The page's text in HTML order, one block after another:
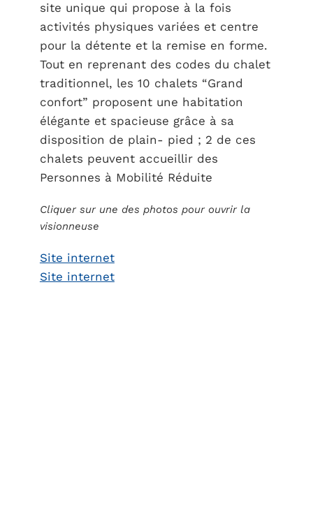
site unique qui propose à la fois
activités physiques variées et centre
pour la détente et la remise en forme.
Tout en reprenant des codes du chalet
traditionnel, les 10 chalets “Grand
confort” proposent une habitation
élégante et spacieuse grâce à sa
disposition de plain- pied ; 2 de ces
chalets peuvent accueillir des
Personnes à Mobilité Réduite
Cliquer sur une des photos pour ouvrir la
visionneuse
Site internet
Site internet